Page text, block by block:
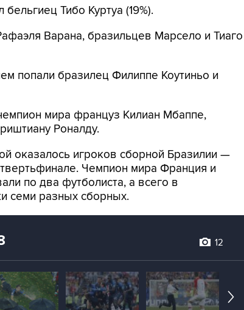
Тибо Куртуа (19%).
Варана, бразильцев Марсело и Тиаго
попали бразилец Филиппе Коутиньо и
мира француз Килиан Мбаппе,
Роналду.
оказалось игроков сборной Бразилии —
Чемпион мира Франция и
по два футболиста, а всего в
семи разных сборных.
12